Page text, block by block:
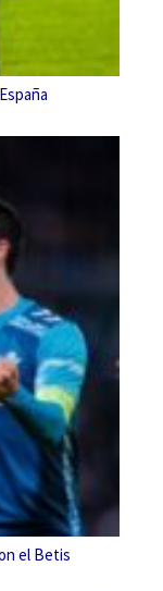
el Betis